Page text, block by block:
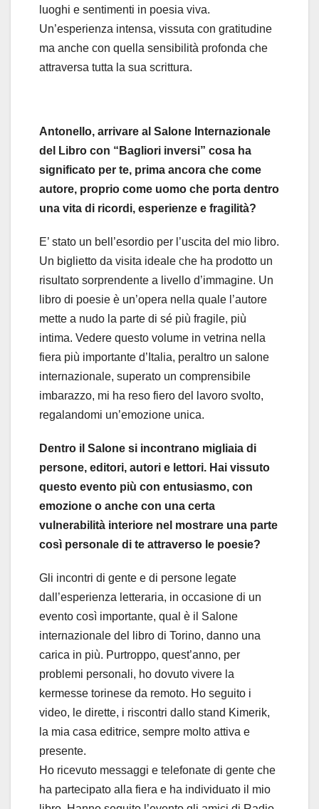
luoghi e sentimenti in poesia viva.
Un’esperienza intensa, vissuta con gratitudine
ma anche con quella sensibilità profonda che
attraversa tutta la sua scrittura.
Antonello, arrivare al Salone Internazionale
del Libro con “Bagliori inversi” cosa ha
significato per te, prima ancora che come
autore, proprio come uomo che porta dentro
una vita di ricordi, esperienze e fragilità?
E’ stato un bell’esordio per l’uscita del mio libro.
Un biglietto da visita ideale che ha prodotto un
risultato sorprendente a livello d’immagine. Un
libro di poesie è un’opera nella quale l’autore
mette a nudo la parte di sé più fragile, più
intima. Vedere questo volume in vetrina nella
fiera più importante d’Italia, peraltro un salone
internazionale, superato un comprensibile
imbarazzo, mi ha reso fiero del lavoro svolto,
regalandomi un’emozione unica.
Dentro il Salone si incontrano migliaia di
persone, editori, autori e lettori. Hai vissuto
questo evento più con entusiasmo, con
emozione o anche con una certa
vulnerabilità interiore nel mostrare una parte
così personale di te attraverso le poesie?
Gli incontri di gente e di persone legate
dall’esperienza letteraria, in occasione di un
evento così importante, qual è il Salone
internazionale del libro di Torino, danno una
carica in più. Purtroppo, quest’anno, per
problemi personali, ho dovuto vivere la
kermesse torinese da remoto. Ho seguito i
video, le dirette, i riscontri dallo stand Kimerik,
la mia casa editrice, sempre molto attiva e
presente.
Ho ricevuto messaggi e telefonate di gente che
ha partecipato alla fiera e ha individuato il mio